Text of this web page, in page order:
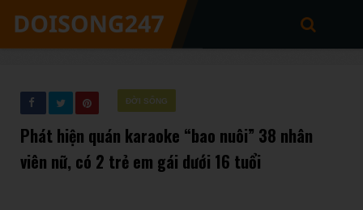
ĐỜI SỐNG
Phát hiện quán karaoke “bao nuôi” 38 nhân
viên nữ, có 2 trẻ em gái dưới 16 tuổi